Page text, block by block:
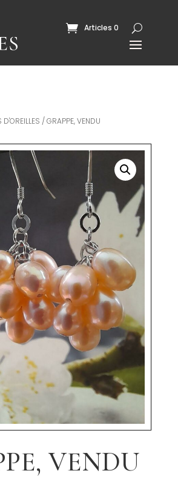
Articles 0
D'OREILLES / GRAPPE, VENDU
VENDU